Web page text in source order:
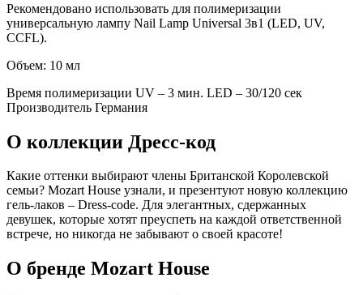
Рекомендовано использовать для полимеризации
универсальную лампу Nail Lamp Universal 3в1 (LED, UV,
CCFL).
Объем: 10 мл
Время полимеризации UV – 3 мин. LED – 30/120 сек
Производитель Германия
О коллекции Дресс-код
Какие оттенки выбирают члены Британской Королевской
семьи? Mozart House узнали, и презентуют новую коллекцию
гель-лаков – Dress-code. Для элегантных, сдержанных
девушек, которые хотят преуспеть на каждой ответственной
встрече, но никогда не забывают о своей красоте!
О бренде Mozart House